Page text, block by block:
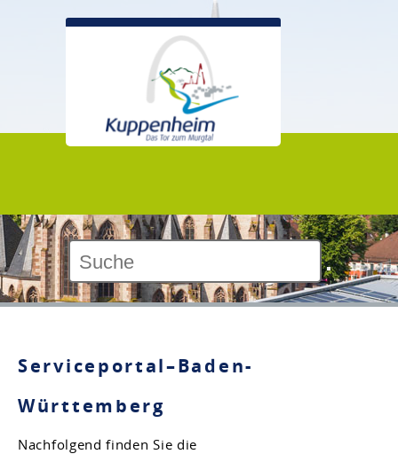
Serviceportal–Baden-
Württemberg
Nachfolgend finden Sie die